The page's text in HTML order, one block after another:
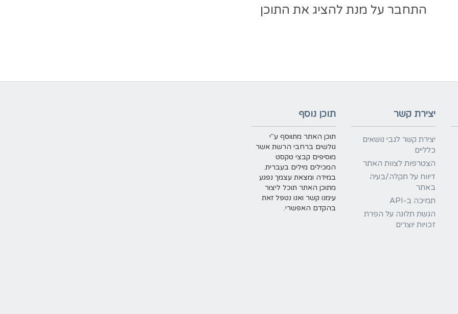
התחבר על מנת להציג את התוכן
יצירת קשר
יצירת קשר לגבי נושאים
כלליים
הצטרפות לצוות האתר
דיווח על תקלה/בעיה
באתר
תמיכה ב-API
הגשת תלונה על הפרת
זכויות יוצרים
תוכן נוסף
תוכן האתר מתווסף ע"י
גולשים ברחבי הרשת אשר
מוסיפים קבצי טקסט
המכילים מילים בעברית.
במידה ומצאת עצמך נפגע
מתוכן האתר תוכל ליצור
עימנו קשר ואנו נטפל זאת
בהקדם האפשרי.